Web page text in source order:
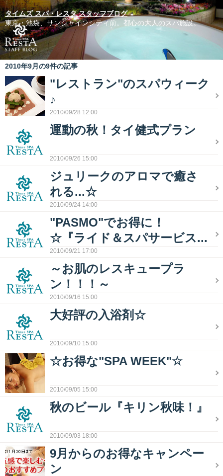
タイムズ スパ・レスタ スタッフブログ
東京・池袋、サンシャインシティ前。都心の大人のスパ施設。
2010年9月の9件の記事
"レストラン"のスパウィーク
♪
2010/09/28 12:00
運動の秋！タイ健式プラン
2010/09/26 15:00
ジュリークのアロマで癒さ
れる...☆
2010/09/24 14:00
"PASMO"でお得に！
☆『ライド＆スパサービス...
2010/09/21 17:00
～お肌のレスキュープラ
ン！！！～
2010/09/16 15:00
大好評の入浴剤☆
2010/09/10 15:00
☆お得な"SPA WEEK"☆
2010/09/05 15:00
秋のビール『キリン秋味！』
2010/09/03 18:00
9月からのお得なキャンペー
ン